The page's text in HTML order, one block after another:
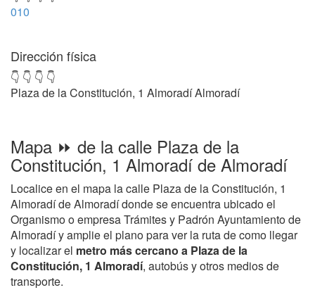
010
Dirección física
👇 👇 👇 👇
Plaza de la Constitución, 1 Almoradí Almoradí
Mapa ⏩ de la calle Plaza de la
Constitución, 1 Almoradí de Almoradí
Localice en el mapa la calle Plaza de la Constitución, 1
Almoradí de Almoradí donde se encuentra ubicado el
Organismo o empresa Trámites y Padrón Ayuntamiento de
Almoradí y amplie el plano para ver la ruta de como llegar
y localizar el metro más cercano a Plaza de la
Constitución, 1 Almoradí, autobús y otros medios de
transporte.